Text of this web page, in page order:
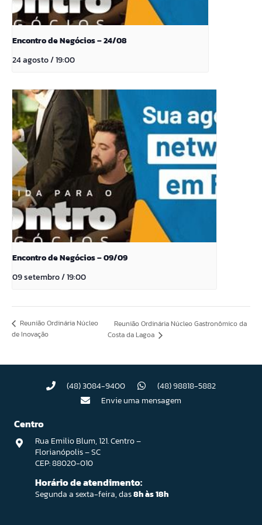
Encontro de Negócios – 24/08
24 agosto / 19:00
Encontro de Negócios – 09/09
09 setembro / 19:00
Reunião Ordinária Núcleo
de Inovação
Reunião Ordinária Núcleo Gastronômico da
Costa da Lagoa
(48) 3084-9400
(48) 98818-5882
Envie uma mensagem
Centro
Rua Emilio Blum, 121. Centro –
Florianópolis – SC
CEP: 88020-010
Horário de atendimento:
Segunda a sexta-feira, das8h às 18h